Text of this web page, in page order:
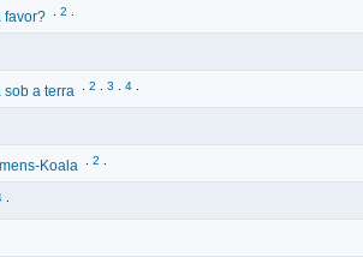
favor? 2
sob a terra 2 3 4
Koala 2